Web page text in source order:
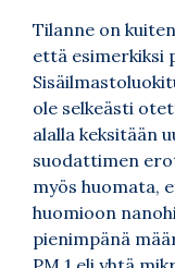
Tilanne on
että esimerkiksi
ole selkeästi
alalla keksitään
suodattimen
myös huomata,
huomioon
pienimpänä